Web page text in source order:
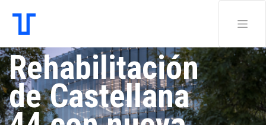
Rehabilitación
de Castellana